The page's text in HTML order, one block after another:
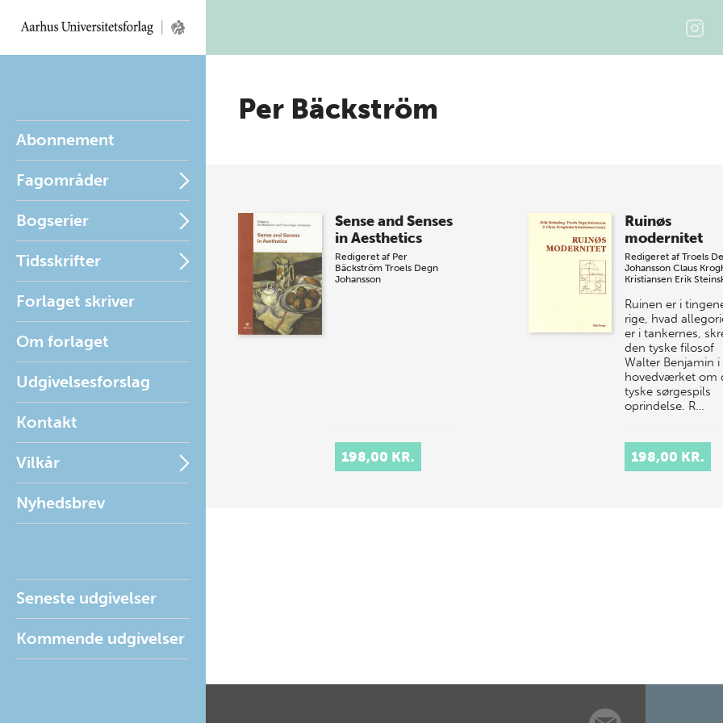
Abonnement
Fagområder
Bogserier
Tidsskrifter
Forlaget skriver
Om forlaget
Udgivelsesforslag
Kontakt
Vilkår
Nyhedsbrev
Seneste udgivelser
Kommende udgivelser
Per Bäckström
Sense and Senses
in Aesthetics
Redigeret af Per
Bäckström Troels Degn
Johansson
198,00 KR.
Ruinøs
modernitet
Redigeret af Troels
Johansson Claus
Kristiansen Erik
Ruinen er i
rige, hvad
er i tankernes,
den tyske filosof
Walter Benjamin i
hovedværket om
tyske sørgespils
oprindelse. R…
198,00 KR.